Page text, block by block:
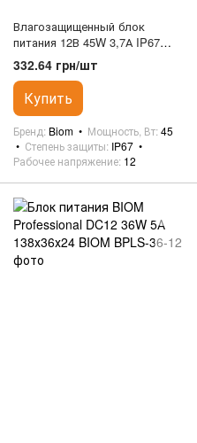
Влагозащищенный блок
питания 12В 45W 3,7А IP67
Professional BIOM
332.64 грн/шт
Купить
Бренд Biom Мощность, Вт 45
Степень защиты IP67
Рабочее напряжение 12